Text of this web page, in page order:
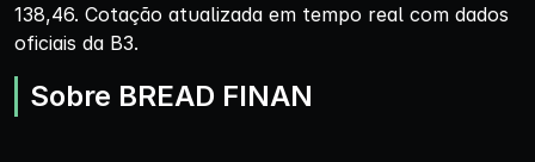
138,46. Cotação atualizada em tempo real com dados
oficiais da B3.
Sobre BREAD FINAN